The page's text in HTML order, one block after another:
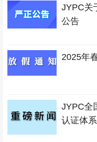
JYPC关
公告
2025年
JYPC全
认证体